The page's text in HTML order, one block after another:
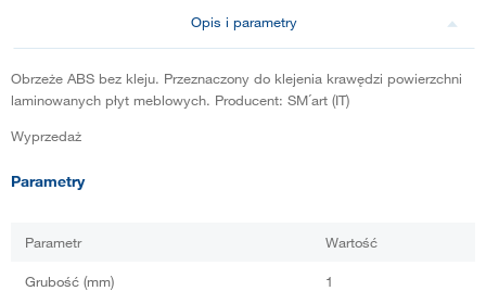
Opis i parametry
Obrzeże ABS bez kleju. Przeznaczony do klejenia krawędzi powierzchni
laminowanych płyt meblowych. Producent: SM´art (IT)
Wyprzedaż
Parametry
Parametr Wartość
Grubość (mm) 1